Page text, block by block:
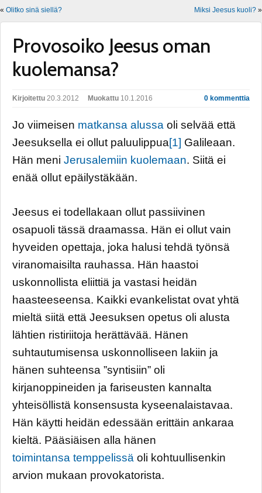
« Olitko sinä siellä? Miksi Jeesus kuoli? »
Provosoiko Jeesus oman
kuolemansa?
0 kommenttia
Kirjoitettu 20.3.2012 Muokattu 10.1.2016
Jo viimeisen matkansa alussa oli selvää että
Jeesuksella ei ollut paluulippua[1] Galileaan.
Hän meni Jerusalemiin kuolemaan. Siitä ei
enää ollut epäilystäkään.
Jeesus ei todellakaan ollut passiivinen
osapuoli tässä draamassa. Hän ei ollut vain
hyveiden opettaja, joka halusi tehdä työnsä
viranomaisilta rauhassa. Hän haastoi
uskonnollista eliittiä ja vastasi heidän
haasteeseensa. Kaikki evankelistat ovat yhtä
mieltä siitä että Jeesuksen opetus oli alusta
lähtien ristiriitoja herättävää. Hänen
suhtautumisensa uskonnolliseen lakiin ja
hänen suhteensa ”syntisiin” oli
kirjanoppineiden ja fariseusten kannalta
yhteisöllistä konsensusta kyseenalaistavaa.
Hän käytti heidän edessään erittäin ankaraa
kieltä. Pääsiäisen alla hänen
toimintansa temppelissä oli kohtuullisenkin
arvion mukaan provokatorista.